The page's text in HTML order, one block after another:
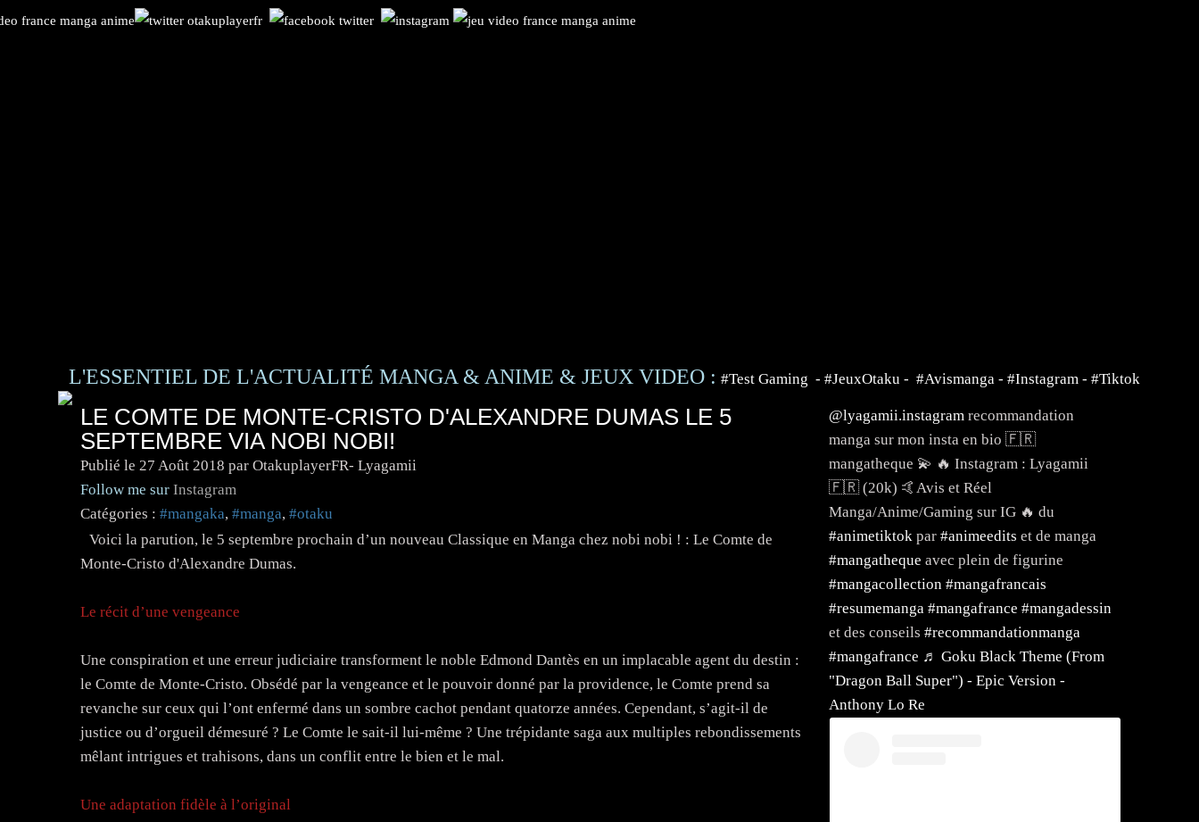
L'ESSENTIEL DE L'ACTUALITÉ MANGA & ANIME & JEUX VIDEO : #Test Gaming - #JeuxOtaku - #Avismanga - #Instagram - #Tiktok
LE COMTE DE MONTE-CRISTO D'ALEXANDRE DUMAS LE 5
SEPTEMBRE VIA NOBI NOBI!
Publié le 27 Août 2018 par OtakuplayerFR- Lyagamii
Follow me sur Instagram
Catégories : #mangaka, #manga, #otaku
Voici la parution, le 5 septembre prochain d’un nouveau Classique en Manga chez nobi nobi ! : Le Comte de
Monte-Cristo d'Alexandre Dumas.
Le récit d’une vengeance
Une conspiration et une erreur judiciaire transforment le noble Edmond Dantès en un implacable agent du destin :
le Comte de Monte-Cristo. Obsédé par la vengeance et le pouvoir donné par la providence, le Comte prend sa
revanche sur ceux qui l’ont enfermé dans un sombre cachot pendant quatorze années. Cependant, s’agit-il de
justice ou d’orgueil démesuré ? Le Comte le sait-il lui-même ? Une trépidante saga aux multiples rebondissements
mêlant intrigues et trahisons, dans un conflit entre le bien et le mal.
Une adaptation fidèle à l’original
@lyagamii.instagram recommandation
manga sur mon insta en bio 🇫🇷
mangatheque 💫 🔥 Instagram : Lyagamii
🇫🇷 (20k) 🤙Avis et Réel
Manga/Anime/Gaming sur IG 🔥 du
#animetiktok par #animeedits et de manga
#mangatheque avec plein de figurine
#mangacollection #mangafrancais
#resumemanga #mangafrance #mangadessin
et des conseils #recommandationmanga
#mangafrance ♬ Goku Black Theme (From
"Dragon Ball Super") - Epic Version -
Anthony Lo Re